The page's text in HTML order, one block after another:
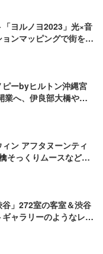
ヨルノヨ2023」光×音
ンマッピングで街を演
ーbyヒルトン沖縄宮
業へ、伊良部大橋や夕
ン アフタヌーンティ
そっくりムースなど見
谷」272室の客室＆渋谷
ャラリーのようなレス